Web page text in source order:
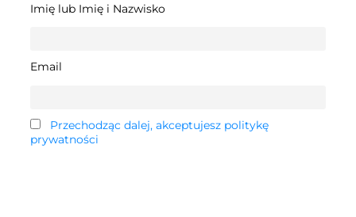
Imię lub Imię i Nazwisko
Email
Przechodząc dalej, akceptujesz politykę
prywatności